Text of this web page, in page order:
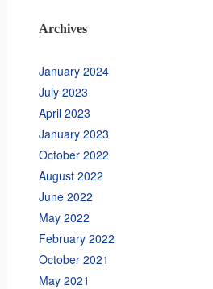
Archives
January 2024
July 2023
April 2023
January 2023
October 2022
August 2022
June 2022
May 2022
February 2022
October 2021
May 2021